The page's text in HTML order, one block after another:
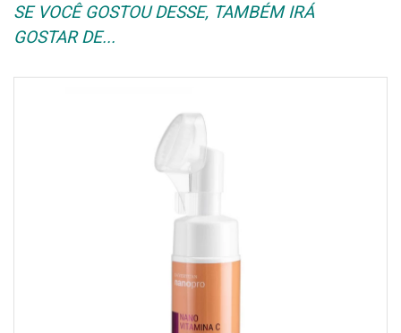
SE VOCÊ GOSTOU DESSE, TAMBÉM IRÁ
GOSTAR DE...